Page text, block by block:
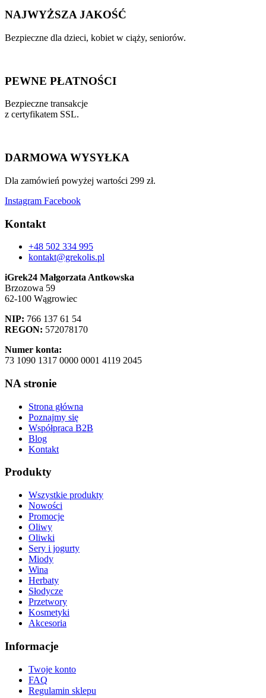
NAJWYŻSZA JAKOŚĆ
Bezpieczne dla dzieci, kobiet w ciąży, seniorów.
PEWNE PŁATNOŚCI
Bezpieczne transakcje
z certyfikatem SSL.
DARMOWA WYSYŁKA
Dla zamówień powyżej wartości 299 zł.
Instagram Facebook
Kontakt
+48 502 334 995
kontakt@grekolis.pl
iGrek24 Małgorzata Antkowska
Brzozowa 59
62-100 Wągrowiec
NIP: 766 137 61 54
REGON: 572078170
Numer konta:
73 1090 1317 0000 0001 4119 2045
NA stronie
Strona główna
Poznajmy się
Współpraca B2B
Blog
Kontakt
Produkty
Wszystkie produkty
Nowości
Promocje
Oliwy
Oliwki
Sery i jogurty
Miody
Wina
Herbaty
Słodycze
Przetwory
Kosmetyki
Akcesoria
Informacje
Twoje konto
FAQ
Regulamin sklepu